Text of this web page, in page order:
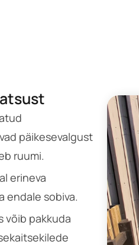
päikesevalgust
ruumi.
erineva
endale sobiva.
võib pakkuda